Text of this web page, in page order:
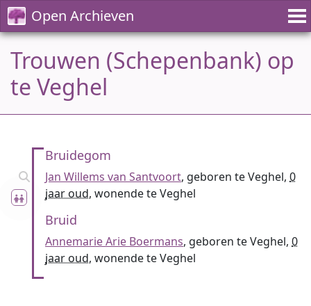
Open Archieven
Trouwen (Schepenbank) op
te Veghel
Bruidegom
Jan Willems van Santvoort, geboren te Veghel, 0
jaar oud, wonende te Veghel
Bruid
Annemarie Arie Boermans, geboren te Veghel, 0
jaar oud, wonende te Veghel